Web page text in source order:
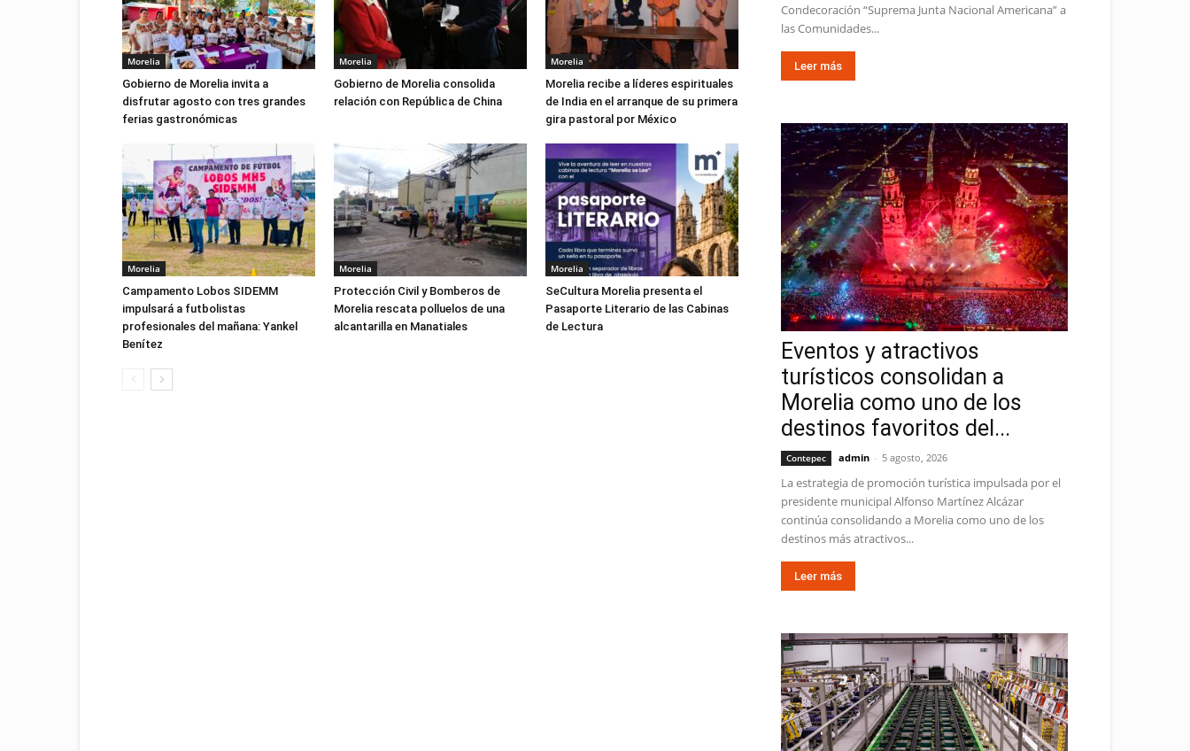
Morelia
Gobierno de Morelia invita a
disfrutar agosto con tres grandes
ferias gastronómicas
Morelia
Gobierno de Morelia consolida
relación con República de China
Morelia
Morelia recibe a líderes espirituales
de India en el arranque de su primera
gira pastoral por México
Morelia
Campamento Lobos SIDEMM
impulsará a futbolistas
profesionales del mañana: Yankel
Benítez
Morelia
Protección Civil y Bomberos de
Morelia rescata polluelos de una
alcantarilla en Manatiales
Morelia
SeCultura Morelia presenta el
Pasaporte Literario de las Cabinas
de Lectura
Condecoración “Suprema Junta Nacional Americana” a
las Comunidades...
Leer más
Eventos y atractivos
turísticos consolidan a
Morelia como uno de los
destinos favoritos del...
Contepec admin - 5 agosto, 2026
La estrategia de promoción turística impulsada por el
presidente municipal Alfonso Martínez Alcázar
continúa consolidando a Morelia como uno de los
destinos más atractivos...
Leer más